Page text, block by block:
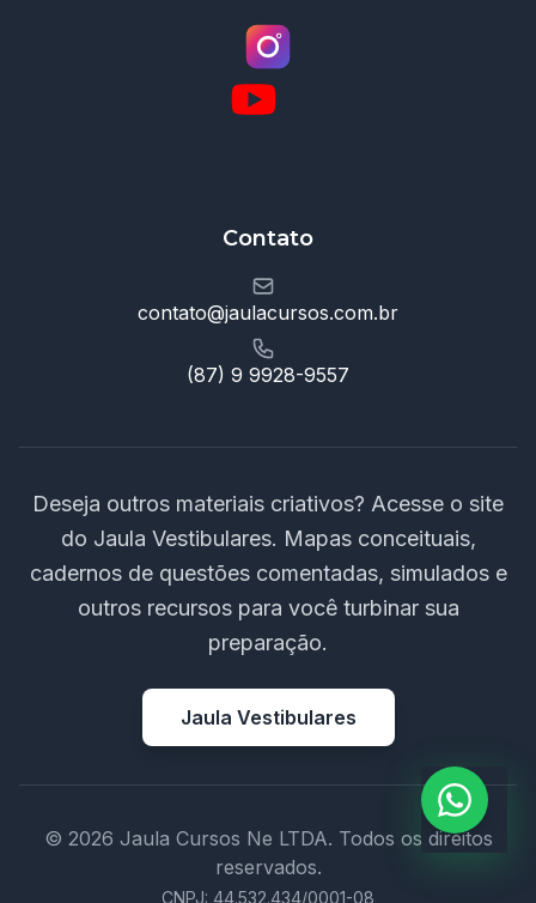
Contato
contato@jaulacursos.com.br
(87) 9 9928-9557
Deseja outros materiais criativos? Acesse o site
do Jaula Vestibulares. Mapas conceituais,
cadernos de questões comentadas, simulados e
outros recursos para você turbinar sua
preparação.
Jaula Vestibulares
© 2026 Jaula Cursos Ne LTDA. Todos os direitos
reservados.
CNPJ: 44.532.434/0001-08